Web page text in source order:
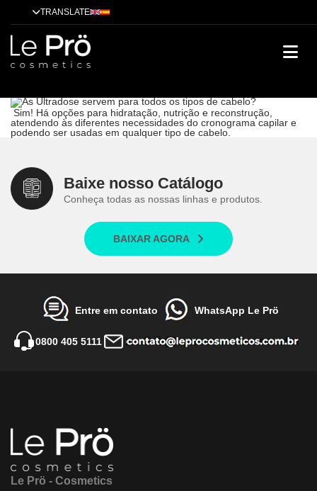
TRANSLATE
As Ultradose servem para todos os tipos de cabelo?
Dicas AlisamentoTendências
Sim! Há opções para hidratação, nutrição e reconstrução,
atendendo às diferentes necessidades do cronograma capilar e
podendo ser usadas em qualquer tipo de cabelo.
Baixe nosso Catálogo
Conheça todas as nossas linhas e produtos.
BAIXAR AGORA
Entre em contato WhatsApp Le Prö
0800 405 5111
Le Prö - Cosmetics